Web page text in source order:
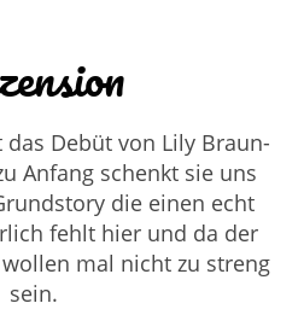
das Debüt von Lily Braun-
Anfang schenkt sie uns
die einen echt
fehlt hier und da der
mal nicht zu streng
sein.